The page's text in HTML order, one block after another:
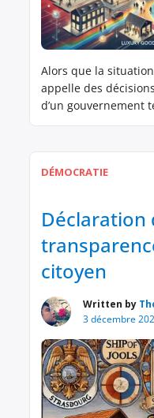
Alors que la
appelle des
d’un gouvernement
après la Seconde
DÉMOCRATIE
Déclaration
citoyen
Written by
3 décembre